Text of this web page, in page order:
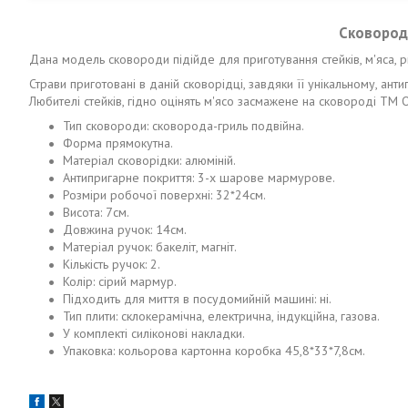
Дана модель сковороди підійде для приготування стейків, м'яса,
Страви приготовані в даній сковорідці, завдяки її унікальному,
Любителі стейків, гідно оцінять м'ясо засмажене на сковороді ТМ
Тип сковороди: сковорода-гриль подвійна.
Форма прямокутна.
Матеріал сковорідки: алюміній.
Антипригарне покриття: 3-х шарове мармурове.
Розміри робочої поверхні: 32*24см.
Висота: 7см.
Довжина ручок: 14см.
Матеріал ручок: бакеліт, магніт.
Кількість ручок: 2.
Колір: сірий мармур.
Підходить для миття в посудомийній машині: ні.
Тип плити: склокерамічна, електрична, індукційна, газова.
У комплекті силіконові накладки.
Упаковка: кольорова картонна коробка 45,8*33*7,8см.